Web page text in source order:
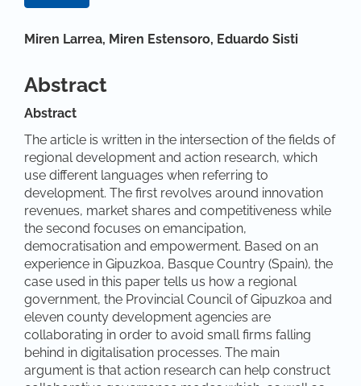
Main Article Content
Miren Larrea, Miren Estensoro, Eduardo Sisti
Abstract
Abstract
The article is written in the intersection of the fields of
regional development and action research, which
use different languages when referring to
development. The first revolves around innovation
revenues, market shares and competitiveness while
the second focuses on emancipation,
democratisation and empowerment. Based on an
experience in Gipuzkoa, Basque Country (Spain), the
case used in this paper tells us how a regional
government, the Provincial Council of Gipuzkoa and
eleven county development agencies are
collaborating in order to avoid small firms falling
behind in digitalisation processes. The main
argument is that action research can help construct